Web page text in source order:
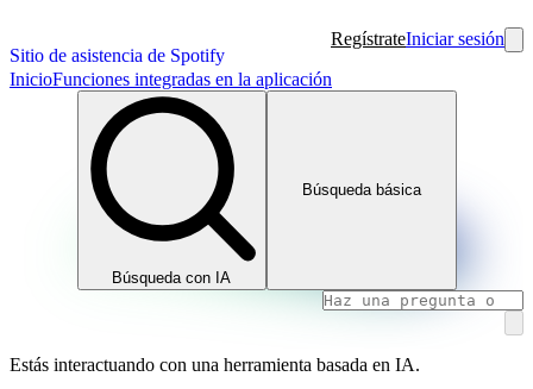
Sitio de asistencia de Spotify
RegístrateIniciar sesión
InicioFunciones integradas en la aplicación
Búsqueda con IA
Búsqueda básica
Estás interactuando con una herramienta basada en IA.